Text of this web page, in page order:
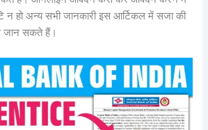
न हो अन्य सभी जानकारी इस आर्टिकल में सजा की
जान सकते हैं।